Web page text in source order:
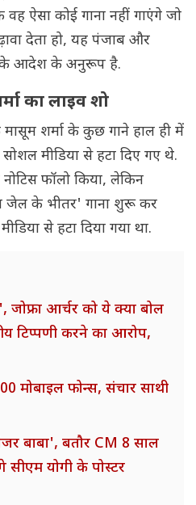
ऐसा कोई गाना नहीं गाएंगे जो
देता हो, यह पंजाब और
के आदेश के अनुरूप है.
का लाइव शो
मासूम शर्मा के कुछ गाने हाल ही में
मीडिया से हटा दिए गए थे.
नोटिस फॉलो किया, लेकिन
जेल के भीतर' गाना शुरू कर
से हटा दिया गया था.
आर्चर को ये क्या बोल
टिप्पणी करने का आरोप,
मोबाइल फोन्स, संचार साथी
बाबा', बतौर CM 8 साल
सीएम योगी के पोस्टर